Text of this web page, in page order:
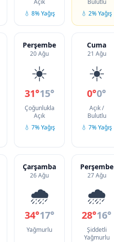
Açık
💧 8% Yağış
Bulutlu
💧 2% Yağış
Perşembe
20 Ağu
☀️
31°15°
Çoğunlukla
Açık
💧 7% Yağış
Cuma
21 Ağu
☀️
0°0°
Açık /
Bulutlu
💧 7% Yağış
Çarşamba
26 Ağu
🌧️
34°17°
Yağmurlu
Perşembe
27 Ağu
🌧️
28°16°
Şiddetli
Yağmurlu